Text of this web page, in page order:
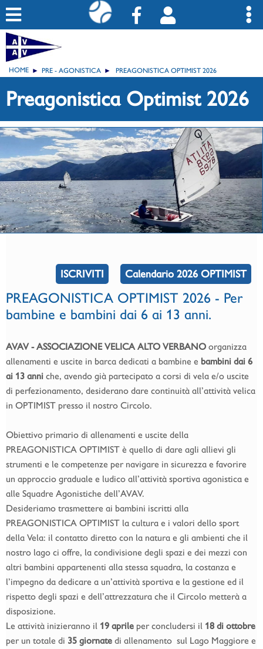
HOME PRE - AGONISTICA PREAGONISTICA OPTIMIST 2026
Preagonistica Optimist 2026
ISCRIVITI Calendario 2026 OPTIMIST
PREAGONISTICA OPTIMIST 2026 - Per
bambine e bambini dai 6 ai 13 anni.
AVAV - ASSOCIAZIONE VELICA ALTO VERBANO organizza
allenamenti e uscite in barca dedicati a bambine e bambini dai 6
ai 13 anni che, avendo già partecipato a corsi di vela e/o uscite
di perfezionamento, desiderano dare continuità all’attività velica
in OPTIMIST presso il nostro Circolo.
Obiettivo primario di allenamenti e uscite della
PREAGONISTICA OPTIMIST è quello di dare agli allievi gli
strumenti e le competenze per navigare in sicurezza e favorire
un approccio graduale e ludico all’attività sportiva agonistica e
alle Squadre Agonistiche dell’AVAV.
Desideriamo trasmettere ai bambini iscritti alla
PREAGONISTICA OPTIMIST la cultura e i valori dello sport
della Vela: il contatto diretto con la natura e gli ambienti che il
nostro lago ci offre, la condivisione degli spazi e dei mezzi con
altri bambini appartenenti alla stessa squadra, la costanza e
l’impegno da dedicare a un’attività sportiva e la gestione ed il
rispetto degli spazi e dell’attrezzatura che il Circolo metterà a
disposizione.
Le attività inizieranno il 19 aprile per concludersi il 18 di ottobre
per un totale di 35 giornate di allenamento sul Lago Maggiore e